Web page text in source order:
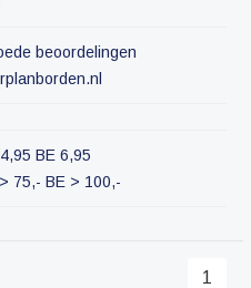
beoordelingen
BE 6,95
75,- BE > 100,-
1